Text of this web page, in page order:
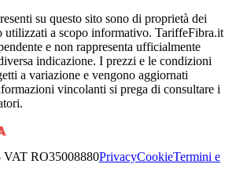
su questo sito sono di proprietà dei
utilizzati a scopo informativo. TariffeFibra.it
e non rappresenta ufficialmente
indicazione. I prezzi e le condizioni
a variazione e vengono aggiornati
vincolanti si prega di consultare i
VAT RO35008880PrivacyCookieTermini e